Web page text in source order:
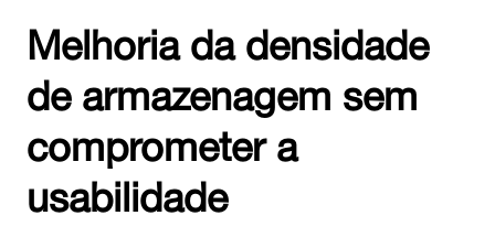
Melhoria da densidade
de armazenagem sem
comprometer a
usabilidade